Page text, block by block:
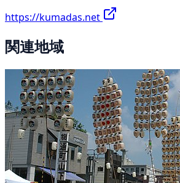
https://kumadas.net
関連地域